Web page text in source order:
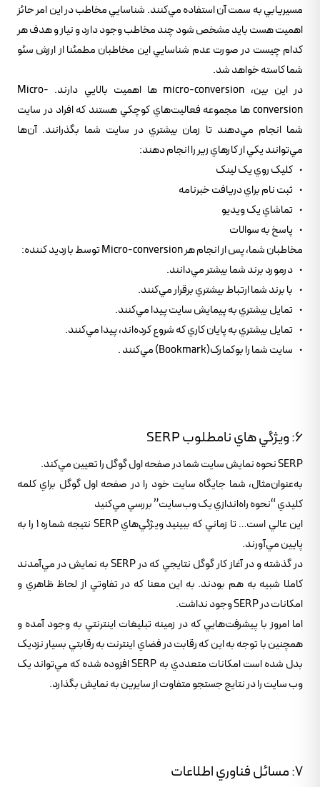
مسيريابي به سمت آن استفاده مي‌کنند. شناسايي مخاطب در اين امر حائز
اهميت هست بايد مشخص شود چند مخاطب وجود دارد و نياز و هدف هر
کدام چيست در صورت عدم شناسايي اين مخاطبان مطمئنا از ارزش سئو
شما کاسته خواهد شد.
در اين بين، micro-conversion ها اهميت بالايي دارند. Micro-
conversion ها مجموعه فعاليت‌هاي کوچکي هستند که افراد در سايت
شما انجام مي‌دهند تا زمان بيشتري در سايت شما بگذرانند. آن‌ها
مي‌توانند يکي از کارهاي زير را انجام دهند:
• کليک روي يک لينک
• ثبت نام براي دريافت خبرنامه
• تماشاي يک ويديو
• پاسخ به سوالات
مخاطبان شما، پس از انجام هر Micro-conversion توسط بازديد کننده:
• درمورد برند شما بيشتر مي‌دانند.
• با برند شما ارتباط بيشتري برقرار مي‌کنند.
• تمايل بيشتري به پيمايش سايت پيدا مي‌کنند.
• تمايل بيشتري به پايان کاري که شروع کرده‌‌اند، پيدا مي‌کنند.
• سايت شما را بوکمارک(Bookmark) مي‌کنند .
6: ويژگي هاي نامطلوب SERP
SERP نحوه نمايش سايت شما در صفحه اول گوگل را تعيين مي‌کند.
به‌عنوان‌مثال، شما جايگاه سايت خود را در صفحه اول گوگل براي کلمه
کليدي “نحوه راه‌اندازي يک وب‌سايت” بررسي مي‌کنيد
اين عالي است… تا زماني که ببينيد ويژگي‌هاي SERP نتيجه شماره 1 را به
پايين مي‌آورند.
در گذشته و در آغاز کار گوگل نتايجي که در SERP به نمايش در مي‌آمدند
کاملا شبيه به هم بودند. به اين معنا که در تفاوتي از لحاظ ظاهري و
امکانات در SERP وجود نداشت.
اما امروز با پيشرفت‌هايي که در زمينه تبليغات اينترنتي به وجود آمده و
همچنين با توجه به اين که رقابت در فضاي اينترنت به رقابتي بسيار نزديک
بدل شده است امکانات متعددي به SERP افزوده شده که مي‌تواند يک
وب سايت را در نتايج جستجو متفاوت از سايرين به نمايش بگذارد.
7: مسائل فناوري اطلاعات